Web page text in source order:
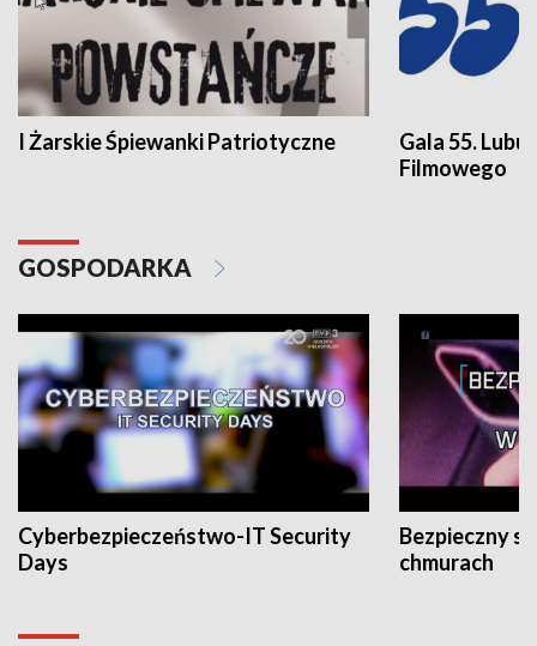
I Żarskie Śpiewanki Patriotyczne
Gala 55.
Filmowego
GOSPODARKA
Cyberbezpieczeństwo-IT Security
Days
Bezpieczny
chmurach